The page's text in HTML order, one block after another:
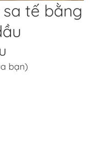
sa tế bằng
bạn)